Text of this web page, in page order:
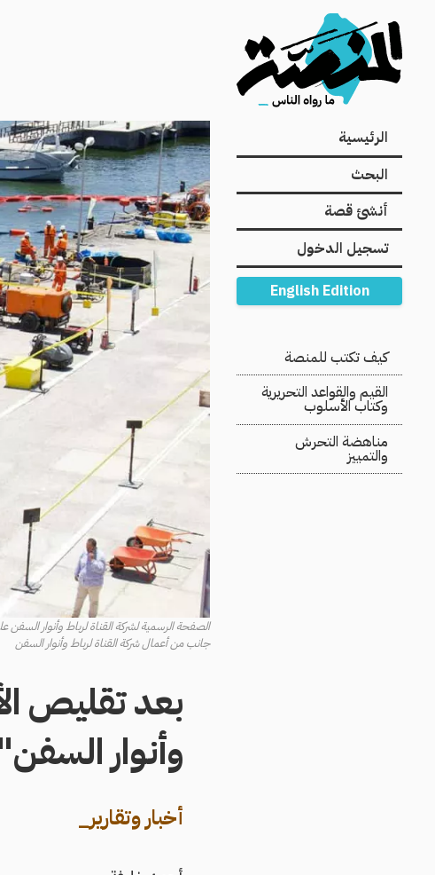
Main
navigation
الرئيسية
البحث
أنشئ قصة
تسجيل الدخول
English Edition
Secondary
Navigation
كيف تكتب للمنصة
القيم والقواعد التحريرية
وكتاب الأسلوب
مناهضة التحرش
والتمييز
الصفحة الرسمية لشركة القناة لرباط وأنوار
جانب من أعمال شركة القناة لرباط وأنوار السفن
وأنوار
أخبار وتقارير_